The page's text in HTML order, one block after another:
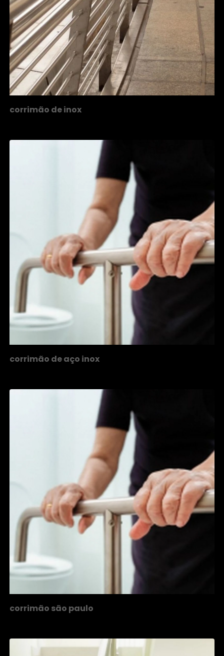
corrimão de inox
corrimão de aço inox
corrimão são paulo